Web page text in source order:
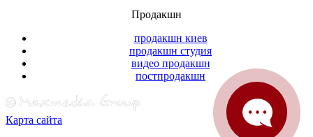
Продакшн
продакшн киев
продакшн студия
видео продакшн
постпродакшн
Карта сайта